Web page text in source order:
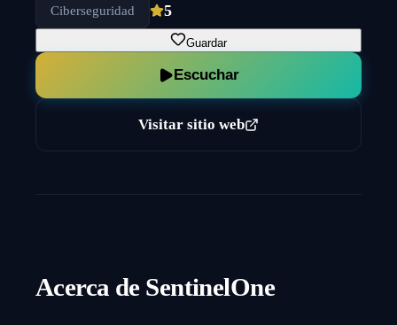
Ciberseguridad 5
Guardar
Escuchar
Visitar sitio web
Acerca de SentinelOne